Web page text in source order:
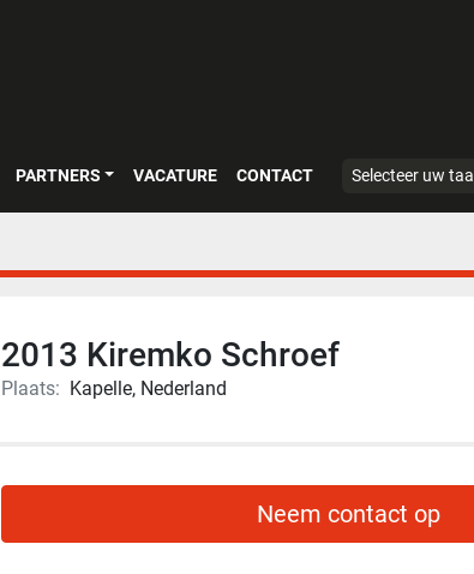
PARTNERS VACATURE CONTACT Selecteer uw taal
2013 Kiremko Schroef
Plaats: Kapelle, Nederland
Neem contact op